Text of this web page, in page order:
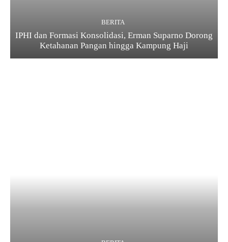
BERITA
IPHI dan Formasi Konsolidasi, Erman Suparno Dorong
Ketahanan Pangan hingga Kampung Haji